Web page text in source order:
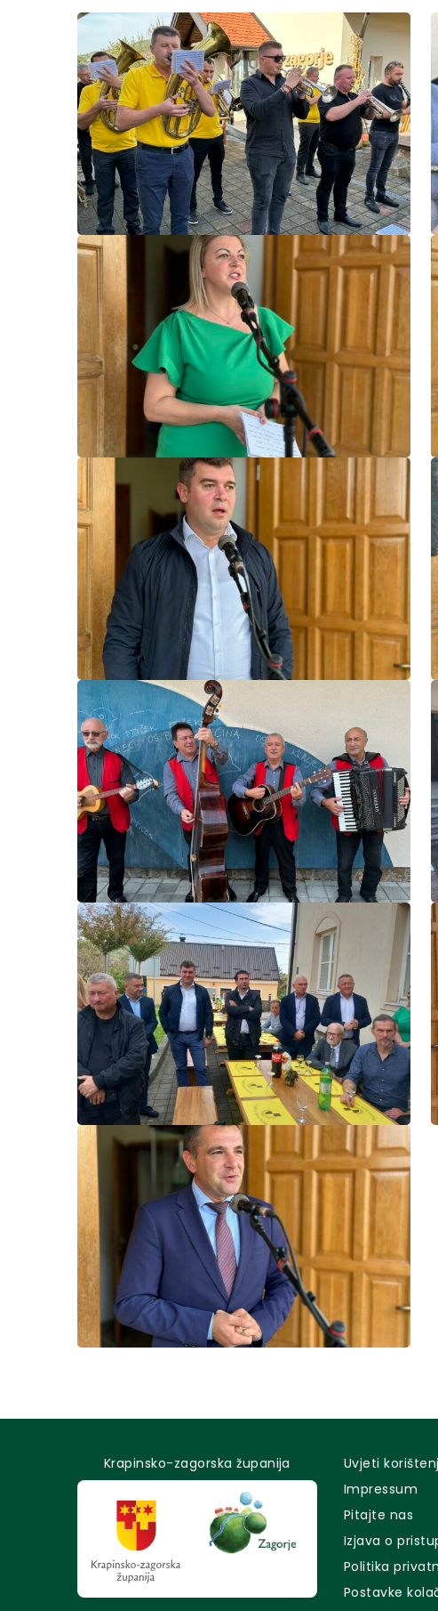
Krapinsko-zagorska županija
Uvjeti
Impressum
Pitajte nas
Izjava o
Politika
Postavke